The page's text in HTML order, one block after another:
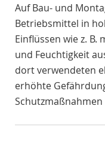
Auf Bau- und
Betriebsmittel in
Einflüssen wie z.
und Feuchtigkeit
dort verwendeten
erhöhte